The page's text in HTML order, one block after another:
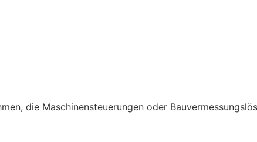
die Maschinensteuerungen oder